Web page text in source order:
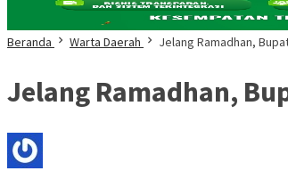
Beranda Warta Daerah Jelang Ramadhan,
Jelang Ramadhan,